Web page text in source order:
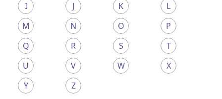
I
J K
L
M
N O
P
Q
R S
T
U
V W
X
Y
Z